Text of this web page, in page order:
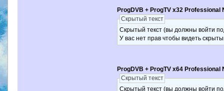
ProgDVB + ProgTV x32 Professional
Скрытый текст
Скрытый текст (вы должны войти
У вас нет прав чтобы видеть
ProgDVB + ProgTV x64 Professional
Скрытый текст
Скрытый текст (вы должны войти